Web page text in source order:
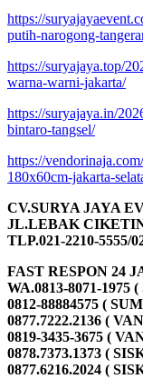
https://
putih-narogong-
https://suryajaya.top/
warna-warni-jakarta/
https://suryajaya.in/
bintaro-tangsel/
https://
180x60cm-jakarta-
CV.SURYA JAYA
JL.LEBAK
TLP.021-2210-5555/
FAST RESPON 24
WA.0813-8071-1975
0812-88884575 (
0877.7222.2136 (
0819-3435-3675 (
0878.7373.1373 (
0877.6216.2024 (